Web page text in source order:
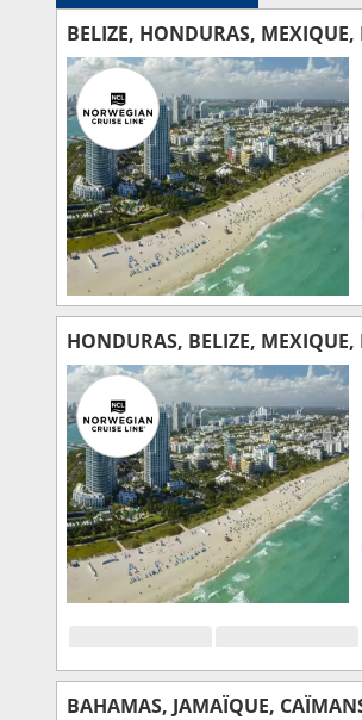
BELIZE, HONDURAS, MEXIQUE,
HONDURAS, BELIZE,
BAHAMAS, JAMAÏQUE,